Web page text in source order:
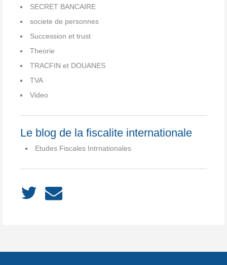
SECRET BANCAIRE
societe de personnes
Succession et trust
Theorie
TRACFIN et DOUANES
TVA
Video
Le blog de la fiscalite internationale
Etudes Fiscales Intrnationales